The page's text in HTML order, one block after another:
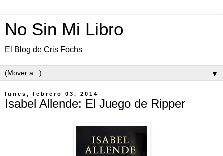
No Sin Mi Libro
El Blog de Cris Fochs
▼
lunes, febrero 03, 2014
Isabel Allende: El Juego de Ripper